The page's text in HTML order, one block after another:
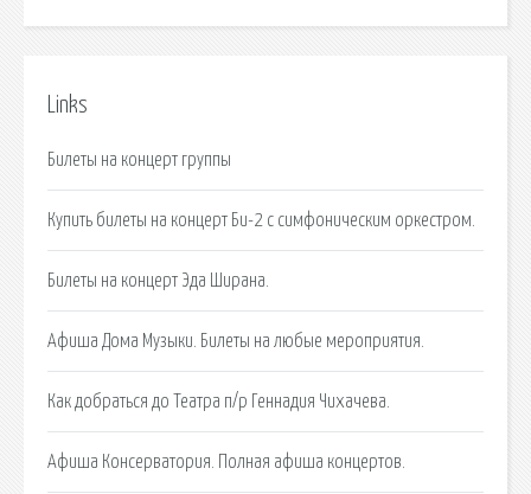
Links
Билеты на концерт группы
Купить билеты на концерт Би-2 с симфоническим оркестром.
Билеты на концерт Эда Ширана.
Афиша Дома Музыки. Билеты на любые мероприятия.
Как добраться до Театра п/р Геннадия Чихачева.
Афиша Консерватория. Полная афиша концертов.